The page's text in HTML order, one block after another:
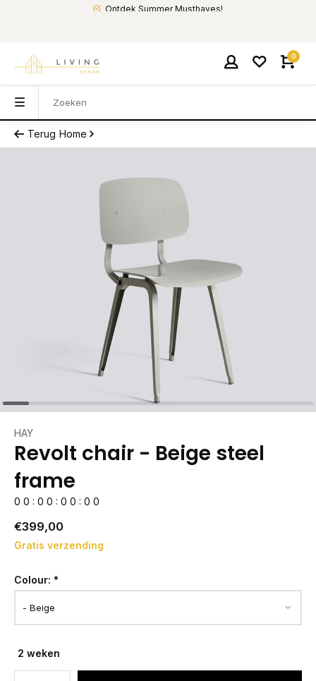
Ontdek Summer Musthaves!
0
Terug Home
HAY
Revolt chair - Beige steel
frame
0 0 : 0 0 : 0 0 : 0 0
€399,00
Gratis verzending
Colour: *
2 weken